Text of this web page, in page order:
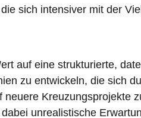
sich intensiver mit der
auf eine strukturierte,
zu entwickeln, die sich
Kreuzungsprojekte
unrealistische